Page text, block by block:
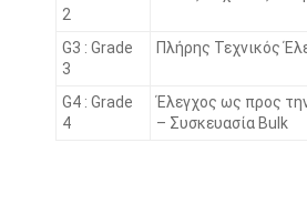
2
G3 : Grade
3
Πλήρης Τεχνικός
G4 : Grade
4
Έλεγχος ως προς
– Συσκευασία Bulk